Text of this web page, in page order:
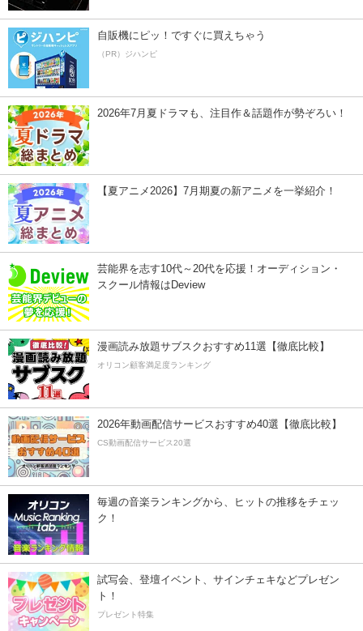
自販機にピッ！ですぐに買えちゃう
（PR）ジハンピ
2026年7月夏ドラマも、注目作＆話題作が勢ぞろい！
【夏アニメ2026】7月期夏の新アニメを一挙紹介！
芸能界を志す10代～20代を応援！オーディション・
スクール情報はDeview
漫画読み放題サブスクおすすめ11選【徹底比較】
オリコン顧客満足度ランキング
2026年動画配信サービスおすすめ40選【徹底比較】
CS動画配信サービス20選
毎週の音楽ランキングから、ヒットの推移をチェッ
ク！
試写会、登壇イベント、サインチェキなどプレゼン
ト！
プレゼント特集